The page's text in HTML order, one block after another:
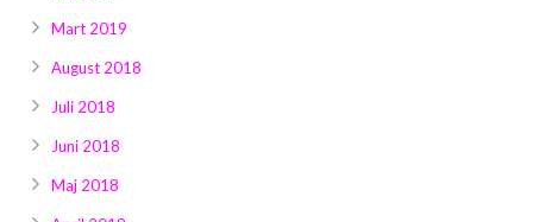
Mart 2019
August 2018
Juli 2018
Juni 2018
Maj 2018